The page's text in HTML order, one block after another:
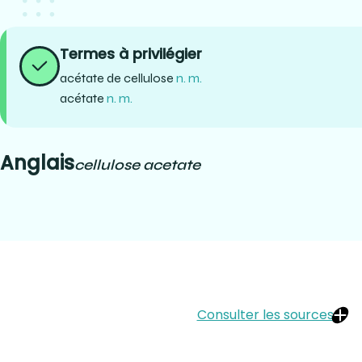
Termes à privilégier
acétate de cellulose n. m.
acétate n. m.
Anglaiscellulose acetate
Consulter les sources